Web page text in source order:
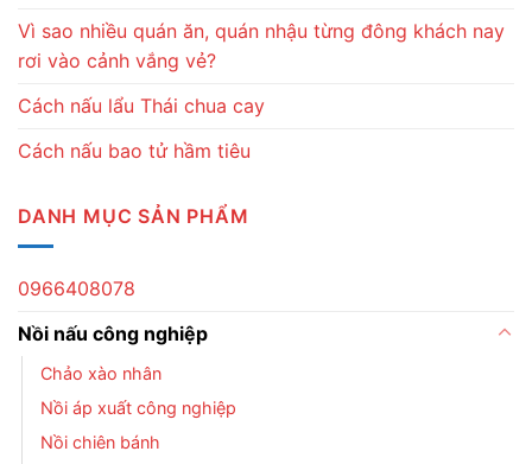
Vì sao nhiều quán ăn, quán nhậu từng đông khách nay
rơi vào cảnh vắng vẻ?
Cách nấu lẩu Thái chua cay
Cách nấu bao tử hầm tiêu
DANH MỤC SẢN PHẨM
0966408078
Nồi nấu công nghiệp
Chảo xào nhân
Nồi áp xuất công nghiệp
Nồi chiên bánh